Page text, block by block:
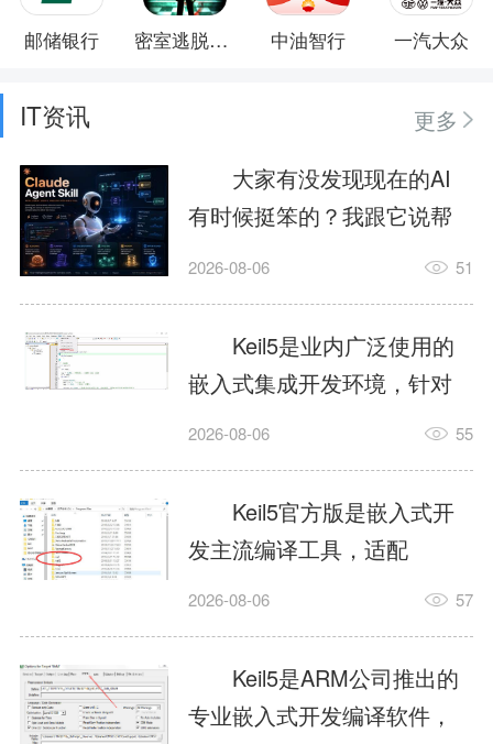
邮储银行 密室逃脱11之逃出神秘金字塔 中油智行 一汽大众
IT资讯
更多
大家有没发现现在的AI
有时候挺笨的？我跟它说帮
我订个明天早上的闹钟，它
这样？因为AI，就是个只会
耍嘴皮子的书呆子。它脑子
里有海量知识，但没有真正
激发出来实力。而
AgentSkill，就是给AI大脑装
上的一双机械手，它真的能
解决很多问题。1什么是
AgentSkillSkill指...
2026-08-06 51
Keil5是业内广泛使用的
嵌入式集成开发环境，针对
ARM、51内核单片机提供编
力，代码编译稳定，调试工
具成熟，大量开源项目基于
该平台开发。新项目需要单
独下载对应芯片支持包，新
手配置难度较高，正版商业
授权费用不菲，未授权版本
存在程序容量限制，适合硬
2026-08-06 55
Keil5官方版是嵌入式开
发主流编译工具，适配
STM32、51单片机等多款芯
在线调试、代码仿真，兼容
众多厂商芯片安装包。软件
需要手动添加器件库，初次
2026-08-06 57
Keil5是ARM公司推出的
专业嵌入式开发编译软件，